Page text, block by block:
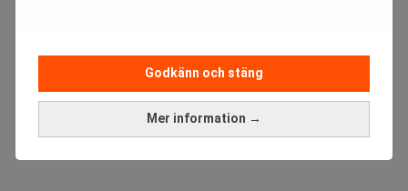
Mer information →
Godkänn och stäng